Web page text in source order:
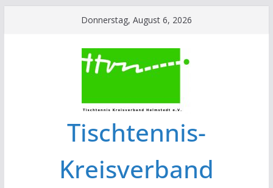
Donnerstag, August 6, 2026
Tischtennis-
Kreisverband